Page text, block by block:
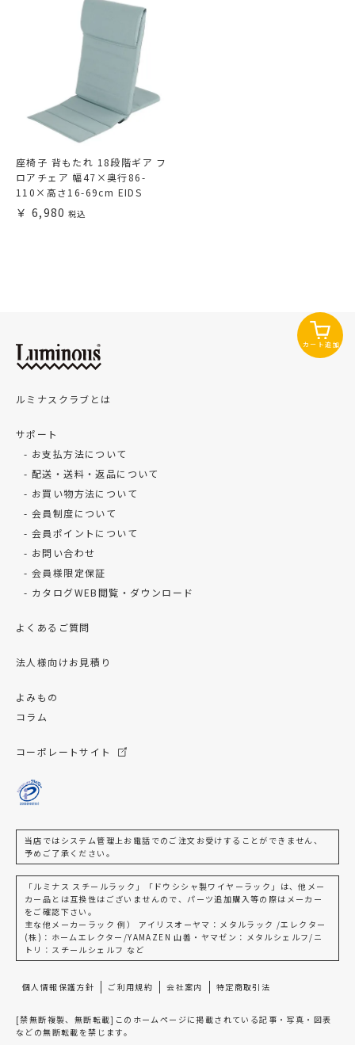
座椅子 背もたれ 18段階ギア フ
ロアチェア 幅47×奥行86-
110×高さ16-69cm EIDS
6,980
カート追加
ルミナスクラブとは
サポート
お支払方法について
配送・送料・返品について
お買い物方法について
会員制度について
会員ポイントについて
お問い合わせ
会員様限定保証
カタログWEB閲覧・ダウンロード
よくあるご質問
法人様向けお見積り
よみもの
コラム
コーポレートサイト
当店ではシステム管理上お電話でのご注文お受けすることができません、
予めご了承ください。
「ルミナス スチールラック」「ドウシシャ製ワイヤーラック」は、他メー
カー品とは互換性はございませんので、パーツ追加購入等の際はメーカー
をご確認下さい。
主な他メーカーラック 例） アイリスオーヤマ：メタルラック /エレクター
(株)：ホームエレクター/YAMAZEN 山善・ヤマゼン：メタルシェルフ/ニ
トリ：スチールシェルフ など
個人情報保護方針 ご利用規約 会社案内 特定商取引法
[禁無断複製、無断転載]このホームページに掲載されている記事・写真・図表
などの無断転載を禁じます。